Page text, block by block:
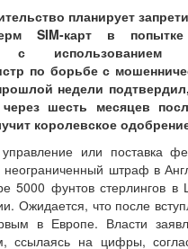
планирует
SIM-карт в попытке
с использованием
по борьбе с
недели
шесть месяцев
королевское
или поставка
неограниченный штраф в
5000 фунтов стерлингов в
Ожидается, что после
в Европе. Власти
ссылаясь на цифры,